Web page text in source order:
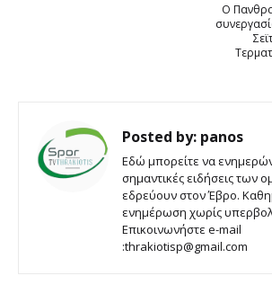
Ο
Posted by: panos
Εδώ μπορείτε να
σημαντικές ειδήσεις των
εδρεύουν στον Έβρο.
ενημέρωση χωρίς
Επικοινωνήστε e-mail
:thrakiotisp@gmail.com